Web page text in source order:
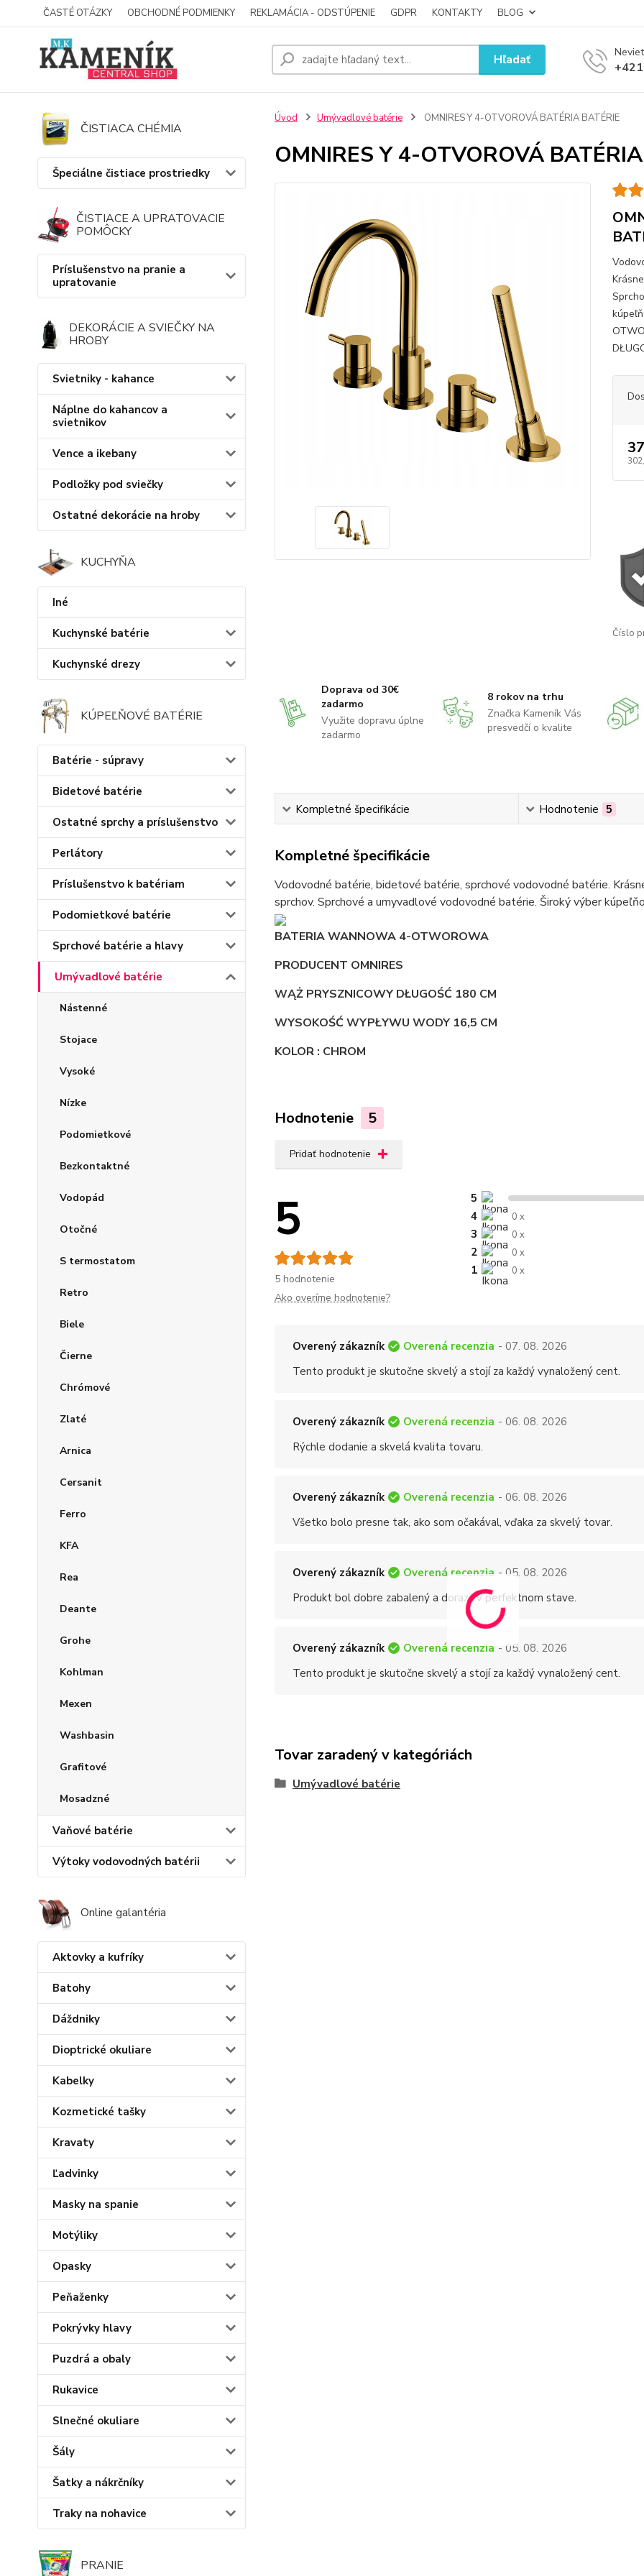
ČASTÉ OTÁZKY OBCHODNÉ PODMIENKY REKLAMÁCIA - ODSTÚPENIE GDPR KONTAKTY BLOG
Hľadať
ČISTIACA CHÉMIA
Špeciálne čistiace prostriedky
ČISTIACE A UPRATOVACIE
POMÔCKY
Príslušenstvo na pranie a
upratovanie
DEKORÁCIE A SVIEČKY NA
HROBY
Svietniky - kahance
Náplne do kahancov a
svietnikov
Vence a ikebany
Podložky pod sviečky
Ostatné dekorácie na hroby
KUCHYŇA
Iné
Kuchynské batérie
Kuchynské drezy
KÚPEĽŇOVÉ BATÉRIE
Batérie - súpravy
Bidetové batérie
Ostatné sprchy a príslušenstvo
Perlátory
Príslušenstvo k batériam
Podomietkové batérie
Sprchové batérie a hlavy
Umývadlové batérie
Nástenné
Stojace
Vysoké
Nízke
Podomietkové
Bezkontaktné
Vodopád
Otočné
S termostatom
Retro
Biele
Čierne
Chrómové
Zlaté
Arnica
Cersanit
Ferro
KFA
Rea
Deante
Grohe
Kohlman
Mexen
Washbasin
Grafitové
Mosadzné
Vaňové batérie
Výtoky vodovodných batérii
Online galantéria
Aktovky a kufríky
Batohy
Dáždniky
Dioptrické okuliare
Kabelky
Kozmetické tašky
Kravaty
Ľadvinky
Masky na spanie
Motýliky
Opasky
Peňaženky
Pokrývky hlavy
Puzdrá a obaly
Rukavice
Slnečné okuliare
Šály
Šatky a nákrčníky
Traky na nohavice
PRANIE
Úvod Umývadlové batérie OMNIRES Y 4-OTVOROVÁ BATÉRIA BATÉRIE
OMNIRES Y 4-OTVOROVÁ
Číslo
Doprava od 30€
zadarmo
Využite dopravu úplne
zadarmo
8 rokov na trhu
Značka Kameník Vás
presvedčí o kvalite
Kompletné špecifikácie Hodnotenie 5
Kompletné špecifikácie
Vodovodné batérie, bidetové batérie, sprchové vodovodné batérie.
sprchov. Sprchové a umyvadlové vodovodné batérie. Široký výber
BATERIA WANNOWA 4-OTWOROWA
PRODUCENT OMNIRES
WĄŻ PRYSZNICOWY DŁUGOŚĆ 180 CM
WYSOKOŚĆ WYPŁYWU WODY 16,5 CM
KOLOR : CHROM
Hodnotenie 5
Pridať hodnotenie
5
5 hodnotenie
5
4
0 x
3 0 x
2 0 x
1 0 x
Ako overíme hodnotenie?
Overený zákazník Overená recenzia - 07. 08. 2026
Tento produkt je skutočne skvelý a stojí za každý vynaložený cent.
Overený zákazník Overená recenzia - 06. 08. 2026
Rýchle dodanie a skvelá kvalita tovaru.
Overený zákazník Overená recenzia - 06. 08. 2026
Všetko bolo presne tak, ako som očakával, vďaka za skvelý tovar.
Overený zákazník Overená recenzia - 05. 08. 2026
Produkt bol dobre zabalený a dorazil v perfektnom stave.
Overený zákazník Overená recenzia - 05. 08. 2026
Tento produkt je skutočne skvelý a stojí za každý vynaložený cent.
Tovar zaradený v kategóriách
Umývadlové batérie